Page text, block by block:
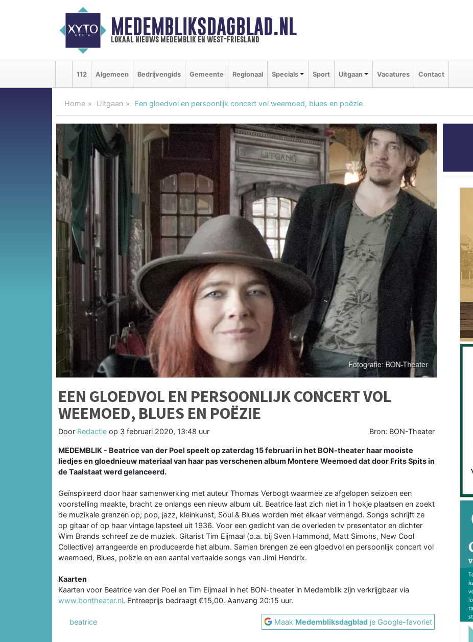
MEDEMBLIKSDAGBLAD.NL
lokaal nieuws medemblik en west-friesland
112 Algemeen Bedrijvengids Gemeente Regionaal Specials Sport Uitgaan Vacatures Contact
Home Uitgaan Een gloedvol en persoonlijk concert vol weemoed, blues en poëzie
EEN GLOEDVOL EN PERSOONLIJK CONCERT VOL
WEEMOED, BLUES EN POËZIE
Door Redactie op 3 februari 2020, 13:48 uur Bron: BON-Theater
MEDEMBLIK - Beatrice van der Poel speelt op zaterdag 15 februari in het BON-theater haar mooiste
liedjes en gloednieuw materiaal van haar pas verschenen album Montere Weemoed dat door Frits Spits in
de Taalstaat werd gelanceerd.
Geïnspireerd door haar samenwerking met auteur Thomas Verbogt waarmee ze afgelopen seizoen een
voorstelling maakte, bracht ze onlangs een nieuw album uit. Beatrice laat zich niet in 1 hokje plaatsen en zoekt
de muzikale grenzen op; pop, jazz, kleinkunst, Soul & Blues worden met elkaar vermengd. Songs schrijft ze
op gitaar of op haar vintage lapsteel uit 1936. Voor een gedicht van de overleden tv presentator en dichter
Wim Brands schreef ze de muziek. Gitarist Tim Eijmaal (o.a. bij Sven Hammond, Matt Simons, New Cool
Collective) arrangeerde en produceerde het album. Samen brengen ze een gloedvol en persoonlijk concert vol
weemoed, Blues, poëzie en een aantal vertaalde songs van Jimi Hendrix.
Kaarten
Kaarten voor Beatrice van der Poel en Tim Eijmaal in het BON-theater in Medemblik zijn verkrijgbaar via
www.bontheater.nl. Entreeprijs bedraagt €15,00. Aanvang 20:15 uur.
beatrice Maak Medembliksdagblad je Google-favoriet